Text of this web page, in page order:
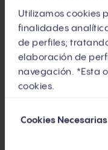
Utilizamos cookies
finalidades
de perfiles;
elaboración de
navegación. *Esta
cookies.
deCookies Necesarias
formación,
intensivos incluso
Por otro lado, y a
cada vez más
debido a la gran